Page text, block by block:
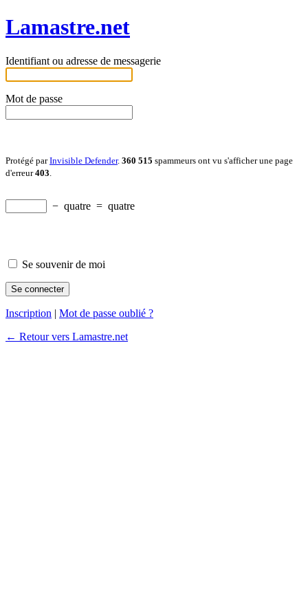
Lamastre.net
Identifiant ou adresse de messagerie
Mot de passe
Protégé parInvisible Defender. 360 515 spammeurs ont vu s'afficher une page
d'erreur403
− quatre = quatre
Se souvenir de moi
Inscription | Mot de passe oublié ?
← Retour vers Lamastre.net